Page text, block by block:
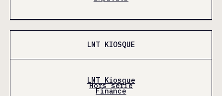
LNT KIOSQUE
LNT Kiosque
Hors série
Finance